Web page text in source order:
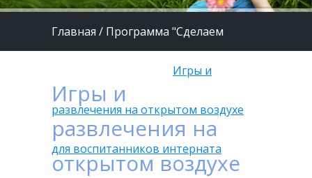
Главная / Программа "Сделаем
Игры и
развлечения на открытом воздухе
для воспитанников интерната
Игры и
развлечения на
открытом воздухе